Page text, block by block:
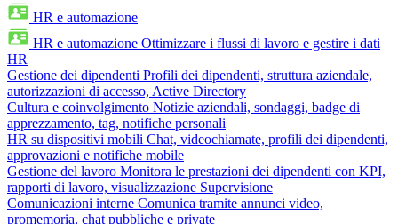
HR e automazione
HR e automazione Ottimizzare i flussi di lavoro e gestire i dati
HR
Gestione dei dipendenti Profili dei dipendenti, struttura aziendale,
autorizzazioni di accesso, Active Directory
Cultura e coinvolgimento Notizie aziendali, sondaggi, badge di
apprezzamento, tag, notifiche personali
HR su dispositivi mobili Chat, videochiamate, profili dei dipendenti,
approvazioni e notifiche mobile
Gestione del lavoro Monitora le prestazioni dei dipendenti con KPI,
rapporti di lavoro, visualizzazione Supervisione
Comunicazioni interne Comunica tramite annunci video,
promemoria, chat pubbliche e private